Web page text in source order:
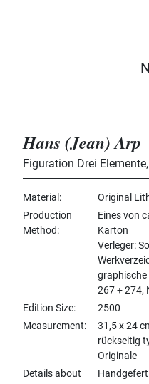
Hans (Jean) Arp
Figuration Drei Elemente,
Material
Original
Production
Method
Eines von
Karton
Verleger:
graphische
267 + 274,
Edition Size
2500
Measurement
31,5 x 24
rückseitig
Originale
Details about